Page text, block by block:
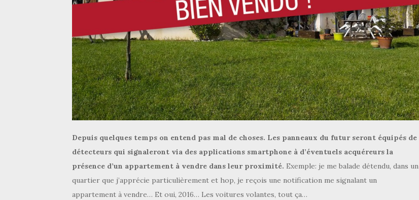
Depuis quelques temps on entend pas mal de choses. Les panneaux du futur seront équipés de
détecteurs qui signaleront via des applications smartphone à d’éventuels acquéreurs la
présence d’un appartement à vendre dans leur proximité. Exemple: je me balade détendu, dans un
quartier que j’apprécie particulièrement et hop, je reçois une notification me signalant un
appartement à vendre… Et oui, 2016… Les voitures volantes, tout ça…